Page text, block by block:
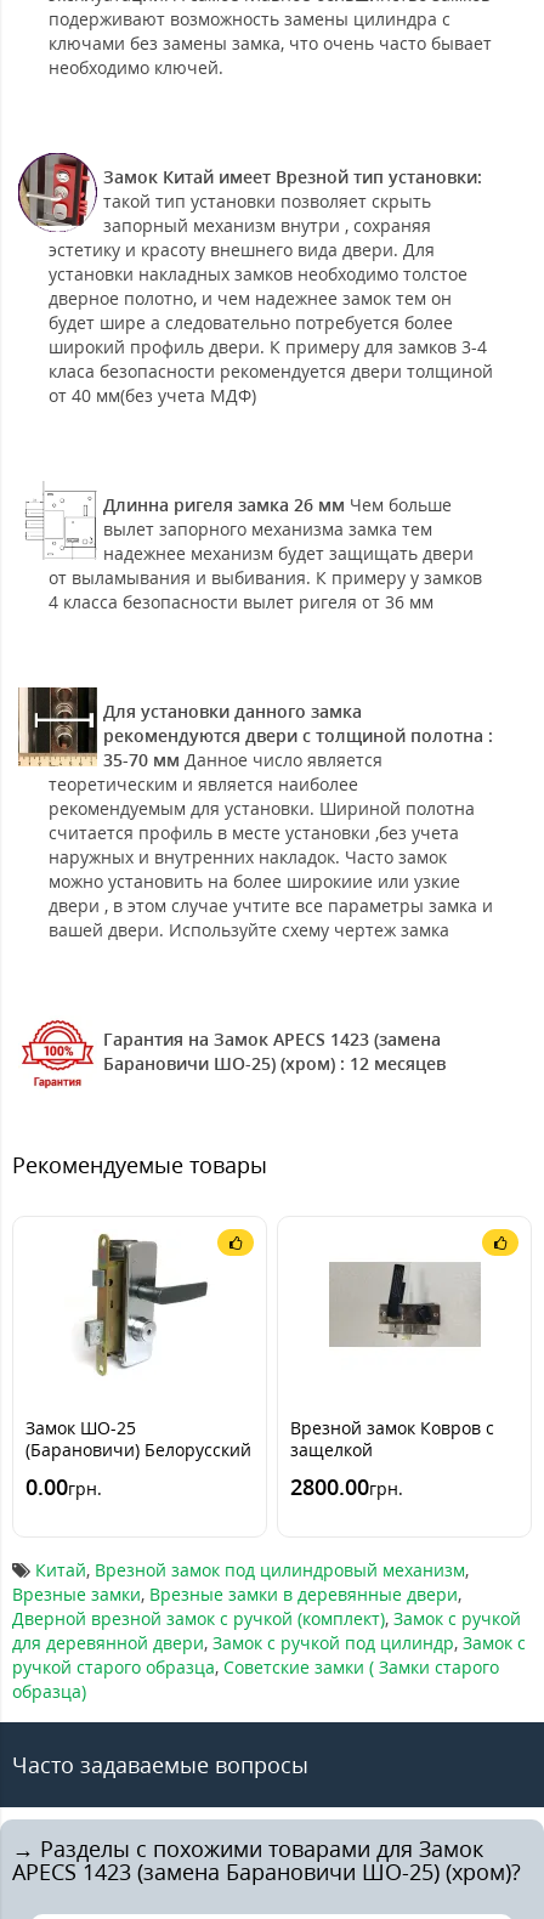
подерживают возможность замены цилиндра с
ключами без замены замка, что очень часто бывает
необходимо ключей.
Замок Китай имеет Врезной тип установки:
такой тип установки позволяет скрыть
запорный механизм внутри , сохраняя
эстетику и красоту внешнего вида двери. Для
установки накладных замков необходимо толстое
дверное полотно, и чем надежнее замок тем он
будет шире а следовательно потребуется более
широкий профиль двери. К примеру для замков 3-4
класа безопасности рекомендуется двери толщиной
от 40 мм(без учета МДФ)
Длинна ригеля замка 26 мм Чем больше
вылет запорного механизма замка тем
надежнее механизм будет защищать двери
от выламывания и выбивания. К примеру у замков
4 класса безопасности вылет ригеля от 36 мм
Для установки данного замка
рекомендуются двери с толщиной полотна :
35-70 мм Данное число является
теоретическим и является наиболее
рекомендуемым для установки. Шириной полотна
считается профиль в месте установки ,без учета
наружных и внутренних накладок. Часто замок
можно установить на более широкиие или узкие
двери , в этом случае учтите все параметры замка и
вашей двери. Используйте схему чертеж замка
Гарантия на Замок APECS 1423 (замена
Барановичи ШО-25) (хром) : 12 месяцев
Рекомендуемые товары
Замок ШО-25
(Барановичи) Белорусский
0.00грн.
Врезной замок Ковров с
защелкой
2800.00грн.
Китай, Врезной замок под цилиндровый механизм,
Врезные замки, Врезные замки в деревянные двери,
Дверной врезной замок с ручкой (комплект), Замок с ручкой
для деревянной двери, Замок с ручкой под цилиндр, Замок с
ручкой старого образца, Советские замки ( Замки старого
образца)
Часто задаваемые вопросы
→ Разделы с похожими товарами для Замок
APECS 1423 (замена Барановичи ШО-25) (хром)?